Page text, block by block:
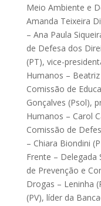
Meio Ambiente e
Amanda Teixeira
– Ana Paula
de Defesa dos
(PT), vice-
Humanos –
Comissão de
Gonçalves (Psol),
Humanos – Carol
Comissão de
– Chiara Biondini
Frente – Delegada
de Prevenção e
Drogas – Leninha
(PV), líder da